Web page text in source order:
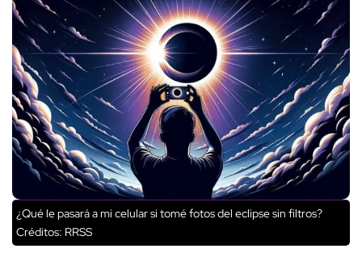
¿Qué le pasará a mi celular si tomé fotos del eclipse sin filtros?
Créditos: RRSS